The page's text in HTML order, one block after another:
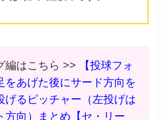
編はこちら >>
【投球フォ
をあげた後にサード方向を
げるピッチャー（左投げは
方向）まとめ【セ・リー